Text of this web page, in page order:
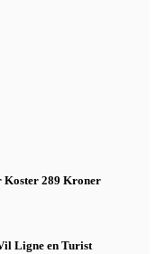
Koster 289 Kroner
Ligne en Turist